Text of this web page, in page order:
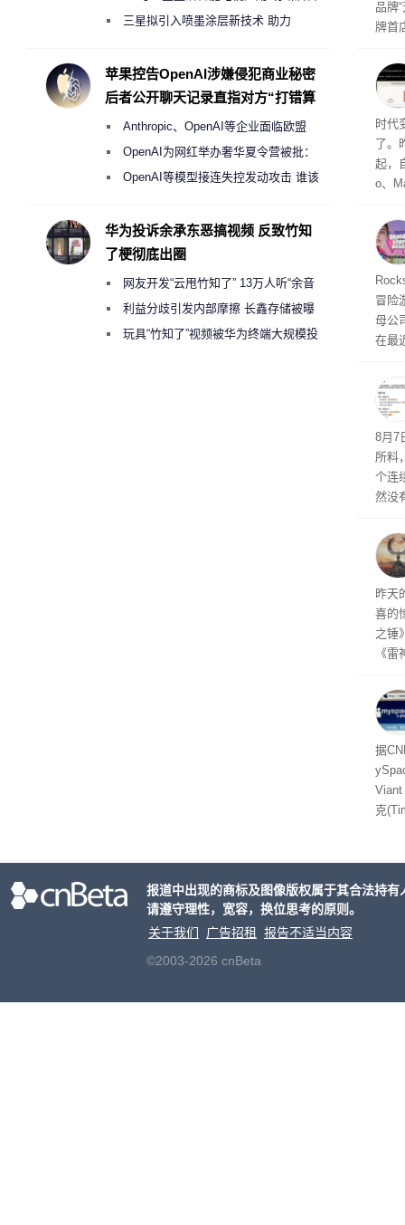
品牌
牌首
者
与西
时代
了。
起，
o、
和
命令
起
防御
气将
发效
期
冒险
母公
在最
ss
悄
8月7
所料
个连
然没
有
着——
线
昨天
喜的
之锤
《
ox
出震
据
Viant
克
算法
偷偷共享带宽的违规行为
三星拟引入喷墨涂层新技术 助力
度
苹果控告OpenAI涉嫌侵犯商业秘密
后者公开聊天记录直指对方“打错算
Anthropic、OpenAI等企业面临欧盟
《人工智能法案》全新执法权限审查
OpenAI为网红举办奢华夏令营被批：
2000美元一晚 遭讽“反乌托邦”
OpenAI等模型接连失控发动攻击 谁该
华为投诉余承东恶搞视频 反致竹知
了梗彻底出圈
网友开发“云甩竹知了” 13万人听“余音
绕梁”利益分歧引发内部摩擦 长鑫存储被曝
曾将华为驻场工程师驱逐出研发基地
玩具“竹知了”视频被华为终端大规模投
报道中出现的商标及图像版权属于其合法持
请遵守理性，宽容，换位思考的原则。
关于我们
广告招租
报告不适当内容
©2003-2026 cnBeta